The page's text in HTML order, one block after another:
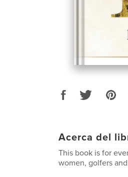
Acerca del
This book is for
women, golfers